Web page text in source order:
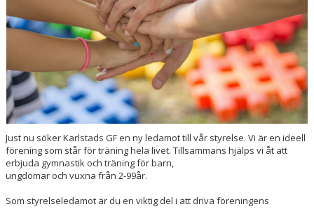
PRISER & TERMINSTIDER
FÖRENINGSKOLLEKTION
HYRA KGF-LOKALEN
SPONSORER
FRITIDSKORTET
Just nu söker Karlstads GF en ny ledamot till vår styrelse. Vi är en ideell
förening som står för träning hela livet. Tillsammans hjälps vi åt att
erbjuda gymnastik och träning för barn,
ungdomar och vuxna från 2-99år.
Som styrelseledamot är du en viktig del i att driva föreningens